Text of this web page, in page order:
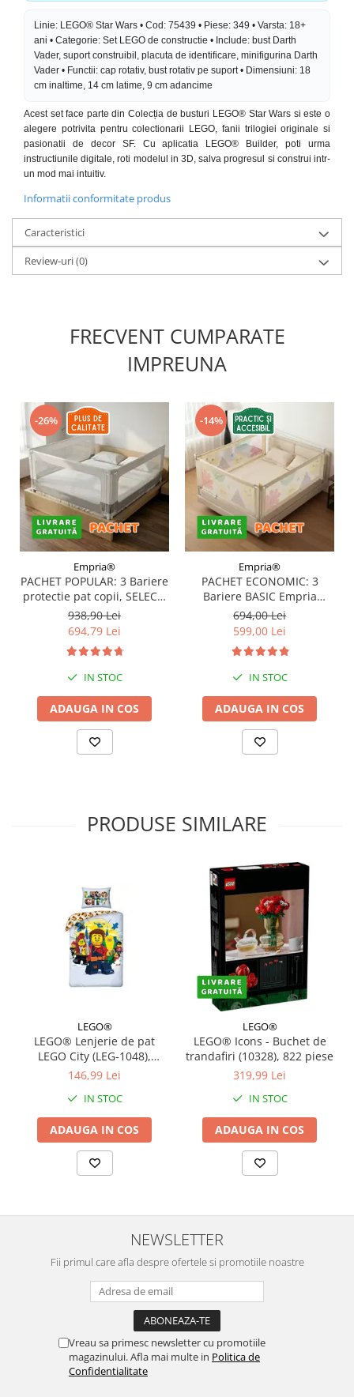
Linie: LEGO® Star Wars • Cod: 75439 • Piese: 349 • Varsta: 18+
ani • Categorie: Set LEGO de constructie • Include: bust Darth
Vader, suport construibil, placuta de identificare, minifigurina Darth
Vader • Functii: cap rotativ, bust rotativ pe suport • Dimensiuni: 18
cm inaltime, 14 cm latime, 9 cm adancime
Acest set face parte din Colecția de busturi LEGO® Star Wars si este o
alegere potrivita pentru colectionarii LEGO, fanii trilogiei originale si
pasionatii de decor SF. Cu aplicatia LEGO® Builder, poti urma
instructiunile digitale, roti modelul in 3D, salva progresul si construi intr-
un mod mai intuitiv.
Informatii conformitate produs
Caracteristici
Review-uri(0)
FRECVENT CUMPARATE
IMPREUNA
-26%
Empria®
PACHET POPULAR: 3 Bariere
protectie pat copii, SELECT,
160x200 cm
938,90 Lei
694,79 Lei
IN STOC
ADAUGA IN COS
-14%
Empria®
PACHET ECONOMIC: 3
Bariere BASIC Empria
protectie pat 160X200 cm +
bara stabilizatoare
694,00 Lei
599,00 Lei
IN STOC
ADAUGA IN COS
PRODUSE SIMILARE
LEGO®
LEGO® Lenjerie de pat
LEGO City (LEG-1048),
140x200 cm
146,99 Lei
IN STOC
ADAUGA IN COS
LEGO®
LEGO® Icons - Buchet de
trandafiri (10328), 822 piese
319,99 Lei
IN STOC
ADAUGA IN COS
NEWSLETTER
Fii primul care afla despre ofertele si promotiile noastre
Vreau sa primesc newsletter cu promotiile
magazinului. Afla mai multe in Politica de
Confidentialitate